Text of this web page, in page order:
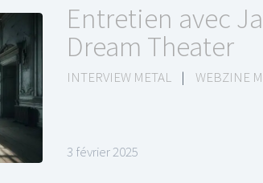
Entretien avec
Dream Theater
INTERVIEW METAL | WEBZINE
3 février 2025